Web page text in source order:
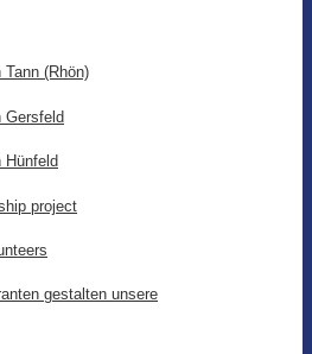
(Rhön)
Gersfeld
Hünfeld
project
gestalten unsere